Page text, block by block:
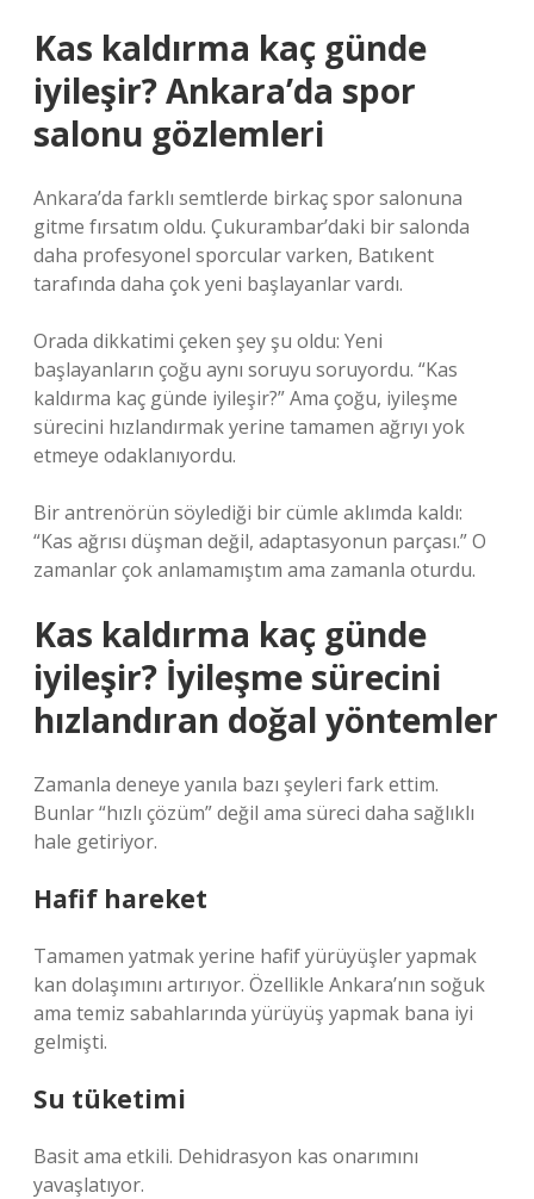
Kas kaldırma kaç günde
iyileşir? Ankara’da spor
salonu gözlemleri
Ankara’da farklı semtlerde birkaç spor salonuna
gitme fırsatım oldu. Çukurambar’daki bir salonda
daha profesyonel sporcular varken, Batıkent
tarafında daha çok yeni başlayanlar vardı.
Orada dikkatimi çeken şey şu oldu: Yeni
başlayanların çoğu aynı soruyu soruyordu. “Kas
kaldırma kaç günde iyileşir?” Ama çoğu, iyileşme
sürecini hızlandırmak yerine tamamen ağrıyı yok
etmeye odaklanıyordu.
Bir antrenörün söylediği bir cümle aklımda kaldı:
“Kas ağrısı düşman değil, adaptasyonun parçası.” O
zamanlar çok anlamamıştım ama zamanla oturdu.
Kas kaldırma kaç günde
iyileşir? İyileşme sürecini
hızlandıran doğal yöntemler
Zamanla deneye yanıla bazı şeyleri fark ettim.
Bunlar “hızlı çözüm” değil ama süreci daha sağlıklı
hale getiriyor.
Hafif hareket
Tamamen yatmak yerine hafif yürüyüşler yapmak
kan dolaşımını artırıyor. Özellikle Ankara’nın soğuk
ama temiz sabahlarında yürüyüş yapmak bana iyi
gelmişti.
Su tüketimi
Basit ama etkili. Dehidrasyon kas onarımını
yavaşlatıyor.